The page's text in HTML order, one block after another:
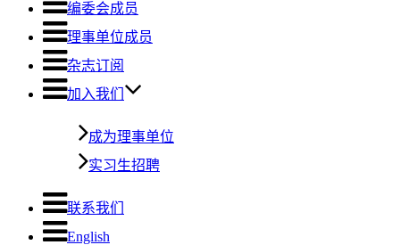
编委会成员
理事单位成员
杂志订阅
加入我们
成为理事单位
实习生招聘
联系我们
English